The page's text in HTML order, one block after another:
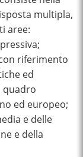
multipla,
aree:
riferimento
ed
quadro
ed europeo;
e delle
e della